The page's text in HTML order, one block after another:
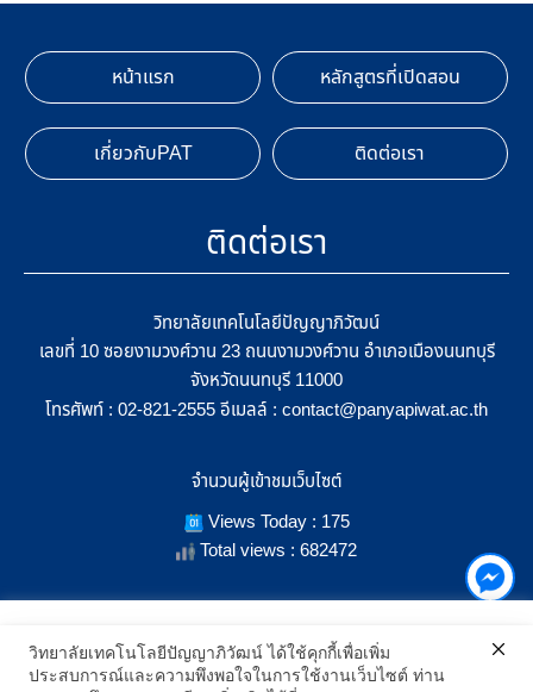
หน้าแรก หลักสูตรที่เปิดสอน
เกี่ยวกับPAT ติดต่อเรา
ติดต่อเรา
วิทยาลัยเทคโนโลยีปัญญาภิวัฒน์
เลขที่ 10 ซอยงามวงศ์วาน 23 ถนนงามวงศ์วาน อำเภอเมืองนนทบุรี
จังหวัดนนทบุรี 11000
โทรศัพท์ : 02-821-2555 อีเมลล์ : contact@panyapiwat.ac.th
จำนวนผู้เข้าชมเว็บไซต์
Views Today : 175
Total views : 682472
SHOW LOCATION ON MAP
เราใช้คุกกี้เพื่อเพิ่มประสิทธิภาพ และประสบการณ์ที่ดีในการใช้งาน
เว็บไซต์ เมื่อคุณกดยอมรับเราจะสามารถเลือกแสดงสิ่งที่น่าสนใจสำหรับ
คุณได้โดยเฉพาะ และหากคุณต้องการเปลี่ยนการตั้งค่าของคุกกี้
วิทยาลัยเทคโนโลยีปัญญาภิวัฒน์ ได้ใช้คุกกี้เพื่อเพิ่ม
ประสบการณ์และความพึงพอใจในการใช้งานเว็บไซต์ ท่าน